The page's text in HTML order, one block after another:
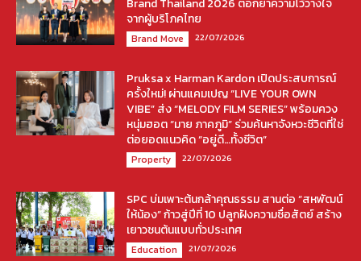
Brand Thailand 2026 ตอกย้ำความไว้วางใจ
จากผู้บริโภคไทย
Brand Move 22/07/2026
Pruksa x Harman Kardon เปิดประสบการณ์
ครั้งใหม่! ผ่านแคมเปญ “LIVE YOUR OWN
VIBE” ส่ง “MELODY FILM SERIES” พร้อมควง
หนุ่มฮอต “มาย ภาคภูมิ” ร่วมค้นหาจังหวะชีวิตที่ใช่
ต่อยอดแนวคิด “อยู่ดี…ทั้งชีวิต”
Property 22/07/2026
SPC บ่มเพาะต้นกล้าคุณธรรม สานต่อ “สหพัฒน์
ให้น้อง” ก้าวสู่ปีที่ 10 ปลูกฝังความซื่อสัตย์ สร้าง
เยาวชนต้นแบบทั่วประเทศ
Education 21/07/2026